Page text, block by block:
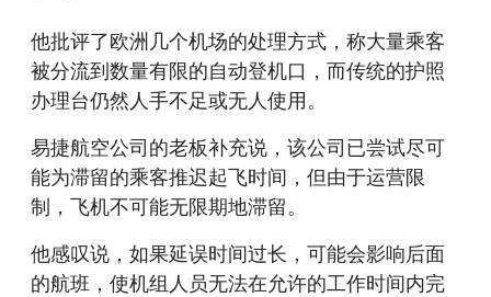
他批评了欧洲几个机场的处理方式，称大量乘客
被分流到数量有限的自动登机口，而传统的护照
办理台仍然人手不足或无人使用。
易捷航空公司的老板补充说，该公司已尝试尽可
能为滞留的乘客推迟起飞时间，但由于运营限
制，飞机不可能无限期地滞留。
他感叹说，如果延误时间过长，可能会影响后面
的航班，使机组人员无法在允许的工作时间内完